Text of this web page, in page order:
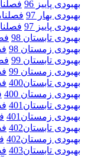
بهبودی پاییز 96
بهبودی بهار 97
بهبودی پاییز 97
بهبودی تابستان 98
بهبودی زمستان 98
بهبودی تابستان 99
بهبودی زمستان 99
بهبودی تابستان400
بهبودی زمستان 400
بهبودی تابستان401
بهبودی زمستان401
بهبودی تابستان402
بهبودی زمستان402
بهبودی تابستان403